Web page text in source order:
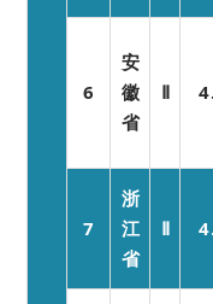
6
安
徽
省
Ⅱ
7
浙
江
省
Ⅱ